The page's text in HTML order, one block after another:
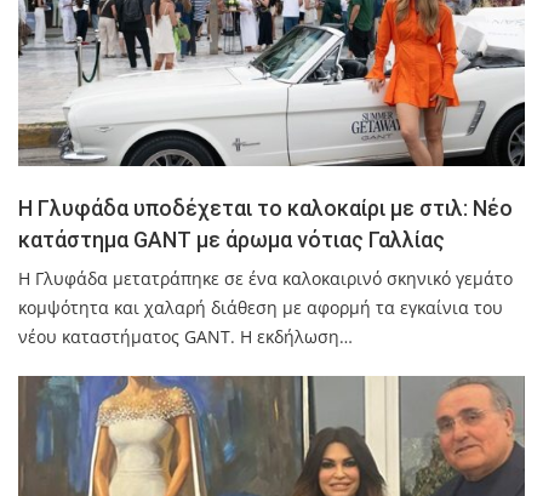
Η Γλυφάδα υποδέχεται το καλοκαίρι με στιλ: Νέο
κατάστημα GANT με άρωμα νότιας Γαλλίας
Η Γλυφάδα μετατράπηκε σε ένα καλοκαιρινό σκηνικό γεμάτο
κομψότητα και χαλαρή διάθεση με αφορμή τα εγκαίνια του
νέου καταστήματος GANT. Η εκδήλωση…